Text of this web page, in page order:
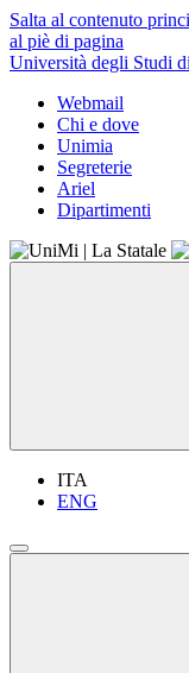
Salta al contenuto
al piè di pagina
Università degli Studi
Webmail
Chi e dove
Unimia
Segreterie
Ariel
Dipartimenti
ITA
ENG